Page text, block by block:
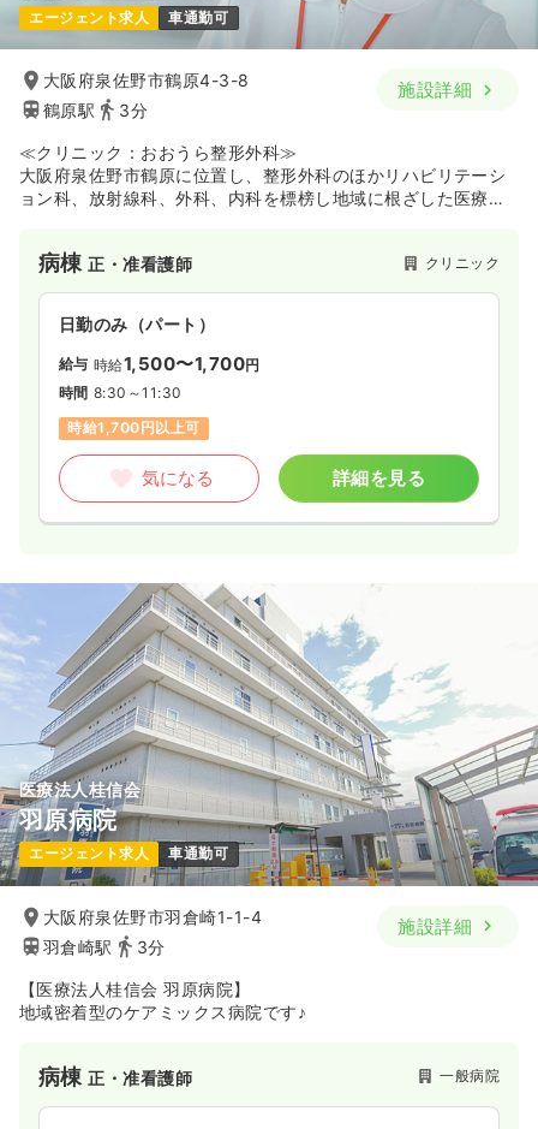
エージェント求人 車通勤可
大阪府泉佐野市鶴原4-3-8
鶴原駅
3分
施設詳細
≪クリニック：おおうら整形外科≫
大阪府泉佐野市鶴原に位置し、整形外科のほかリハビリテーシ
ョン科、放射線科、外科、内科を標榜し地域に根ざした医療を
ン・手術などを組み合わせた治療を行っているほか、日曜日の
午前診療にも対応しています。地域の患者さん一人ひとりに寄
り添い、運動機能の回復や日常生活のサポートに携わりたい方
にオススメの施設です。
病棟正・准看護師 クリニック
日勤のみ（パート）
給与 時給1,500〜1,700円
時間 8:30～11:30
時給1,700円以上可
気になる 詳細を見る
医療法人桂信会
羽原病院
エージェント求人 車通勤可
大阪府泉佐野市羽倉崎1-1-4
羽倉崎駅
3分
施設詳細
【医療法人桂信会 羽原病院】
地域密着型のケアミックス病院です♪
病棟正・准看護師 一般病院